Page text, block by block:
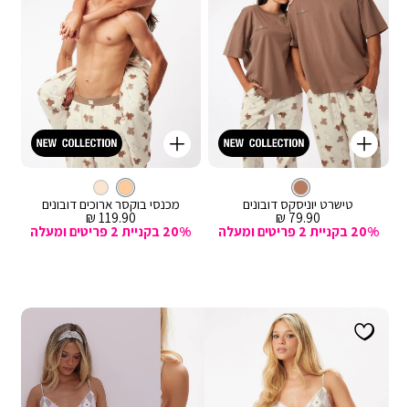
קנייה
מהירה
צבע
חום
טישרט יוניסקס דובונים
מחיר
מכירה
79.90 ₪
20% בקניית 2 פריטים ומעלה
טי
שירט
קנייה
מהירה
צבע
אבן
מכנסי בוקסר ארוכים דובונים
מחיר
מכירה
119.90 ₪
20% בקניית 2 פריטים ומעלה
מכנסיים
ארוכים